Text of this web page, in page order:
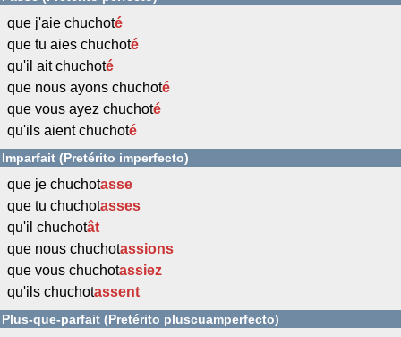
que j'aie chuchoté
que tu aies chuchoté
qu'il ait chuchoté
que nous ayons chuchoté
que vous ayez chuchoté
qu'ils aient chuchoté
Imparfait (Pretérito imperfecto)
que je chuchotasse
que tu chuchotasses
qu'il chuchotât
que nous chuchotassions
que vous chuchotassiez
qu'ils chuchotassent
Plus-que-parfait (Pretérito pluscuamperfecto)